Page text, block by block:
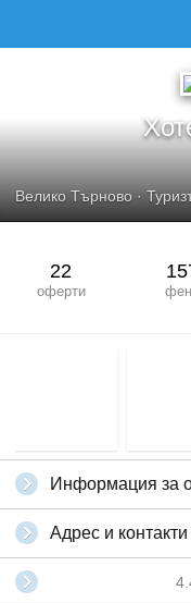
Велико Търново ·
22
оферти
Информация за
Адрес и контакти